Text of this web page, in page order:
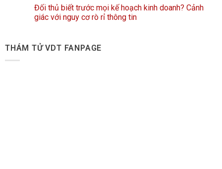
Đối thủ biết trước mọi kế hoạch kinh doanh? Cảnh
giác với nguy cơ rò rỉ thông tin
THÁM TỬ VDT FANPAGE